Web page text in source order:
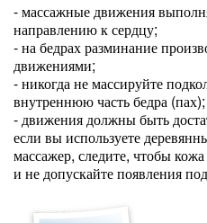
- массажные движения
направлению к сердцу;
- на бедрах разминание
движениями;
- никогда не массируйте
внутреннюю часть бедра (пах);
- движения должны быть
если вы используете
массажер, следите, чтобы
и не допускайте появления